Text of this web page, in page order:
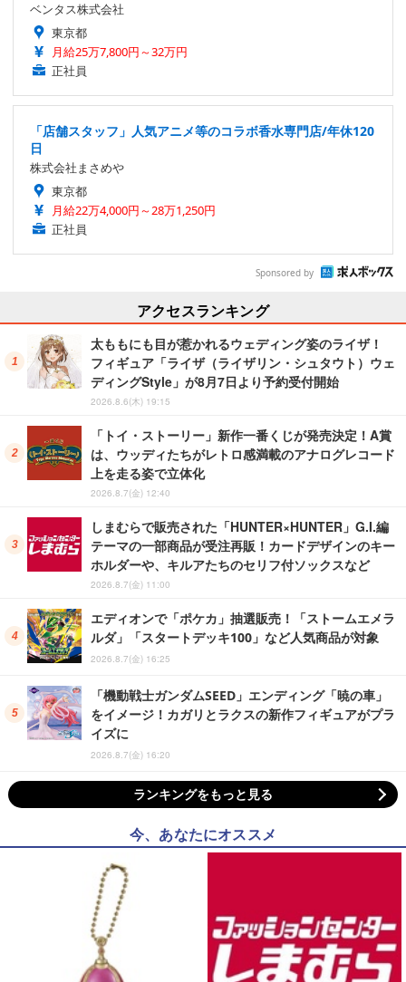
ベンタス株式会社
東京都
月給25万7,800円～32万円
正社員
「店舗スタッフ」人気アニメ等のコラボ香水専門店/年休120
日
株式会社まさめや
東京都
月給22万4,000円～28万1,250円
正社員
Sponsored by
アクセスランキング
太ももにも目が惹かれるウェディング姿のライザ！
フィギュア「ライザ（ライザリン・シュタウト）ウェ
ディングStyle」が8月7日より予約受付開始
2026.8.6(木) 19:15
「トイ・ストーリー」新作一番くじが発売決定！A賞
は、ウッディたちがレトロ感満載のアナログレコード
上を走る姿で立体化
2026.8.7(金) 12:40
しまむらで販売された「HUNTER×HUNTER」G.I.編
テーマの一部商品が受注再販！カードデザインのキー
ホルダーや、キルアたちのセリフ付ソックスなど
2026.8.7(金) 11:00
エディオンで「ポケカ」抽選販売！「ストームエメラ
ルダ」「スタートデッキ100」など人気商品が対象
2026.8.7(金) 16:25
「機動戦士ガンダムSEED」エンディング「暁の車」
をイメージ！カガリとラクスの新作フィギュアがプラ
イズに
2026.8.7(金) 16:20
ランキングをもっと見る
今、あなたにオススメ